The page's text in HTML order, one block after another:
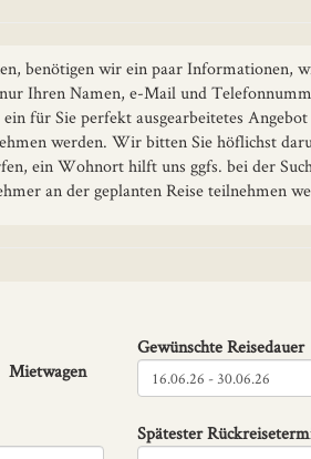
benötigen wir ein paar Informationen,
Ihren Namen, e-Mail und
für Sie perfekt ausgearbeitetes
werden. Wir bitten Sie höflichst
ein Wohnort hilft uns ggfs. bei der
an der geplanten Reise teilnehmen
Mietwagen
Gewünschte Reisedauer
Spätester